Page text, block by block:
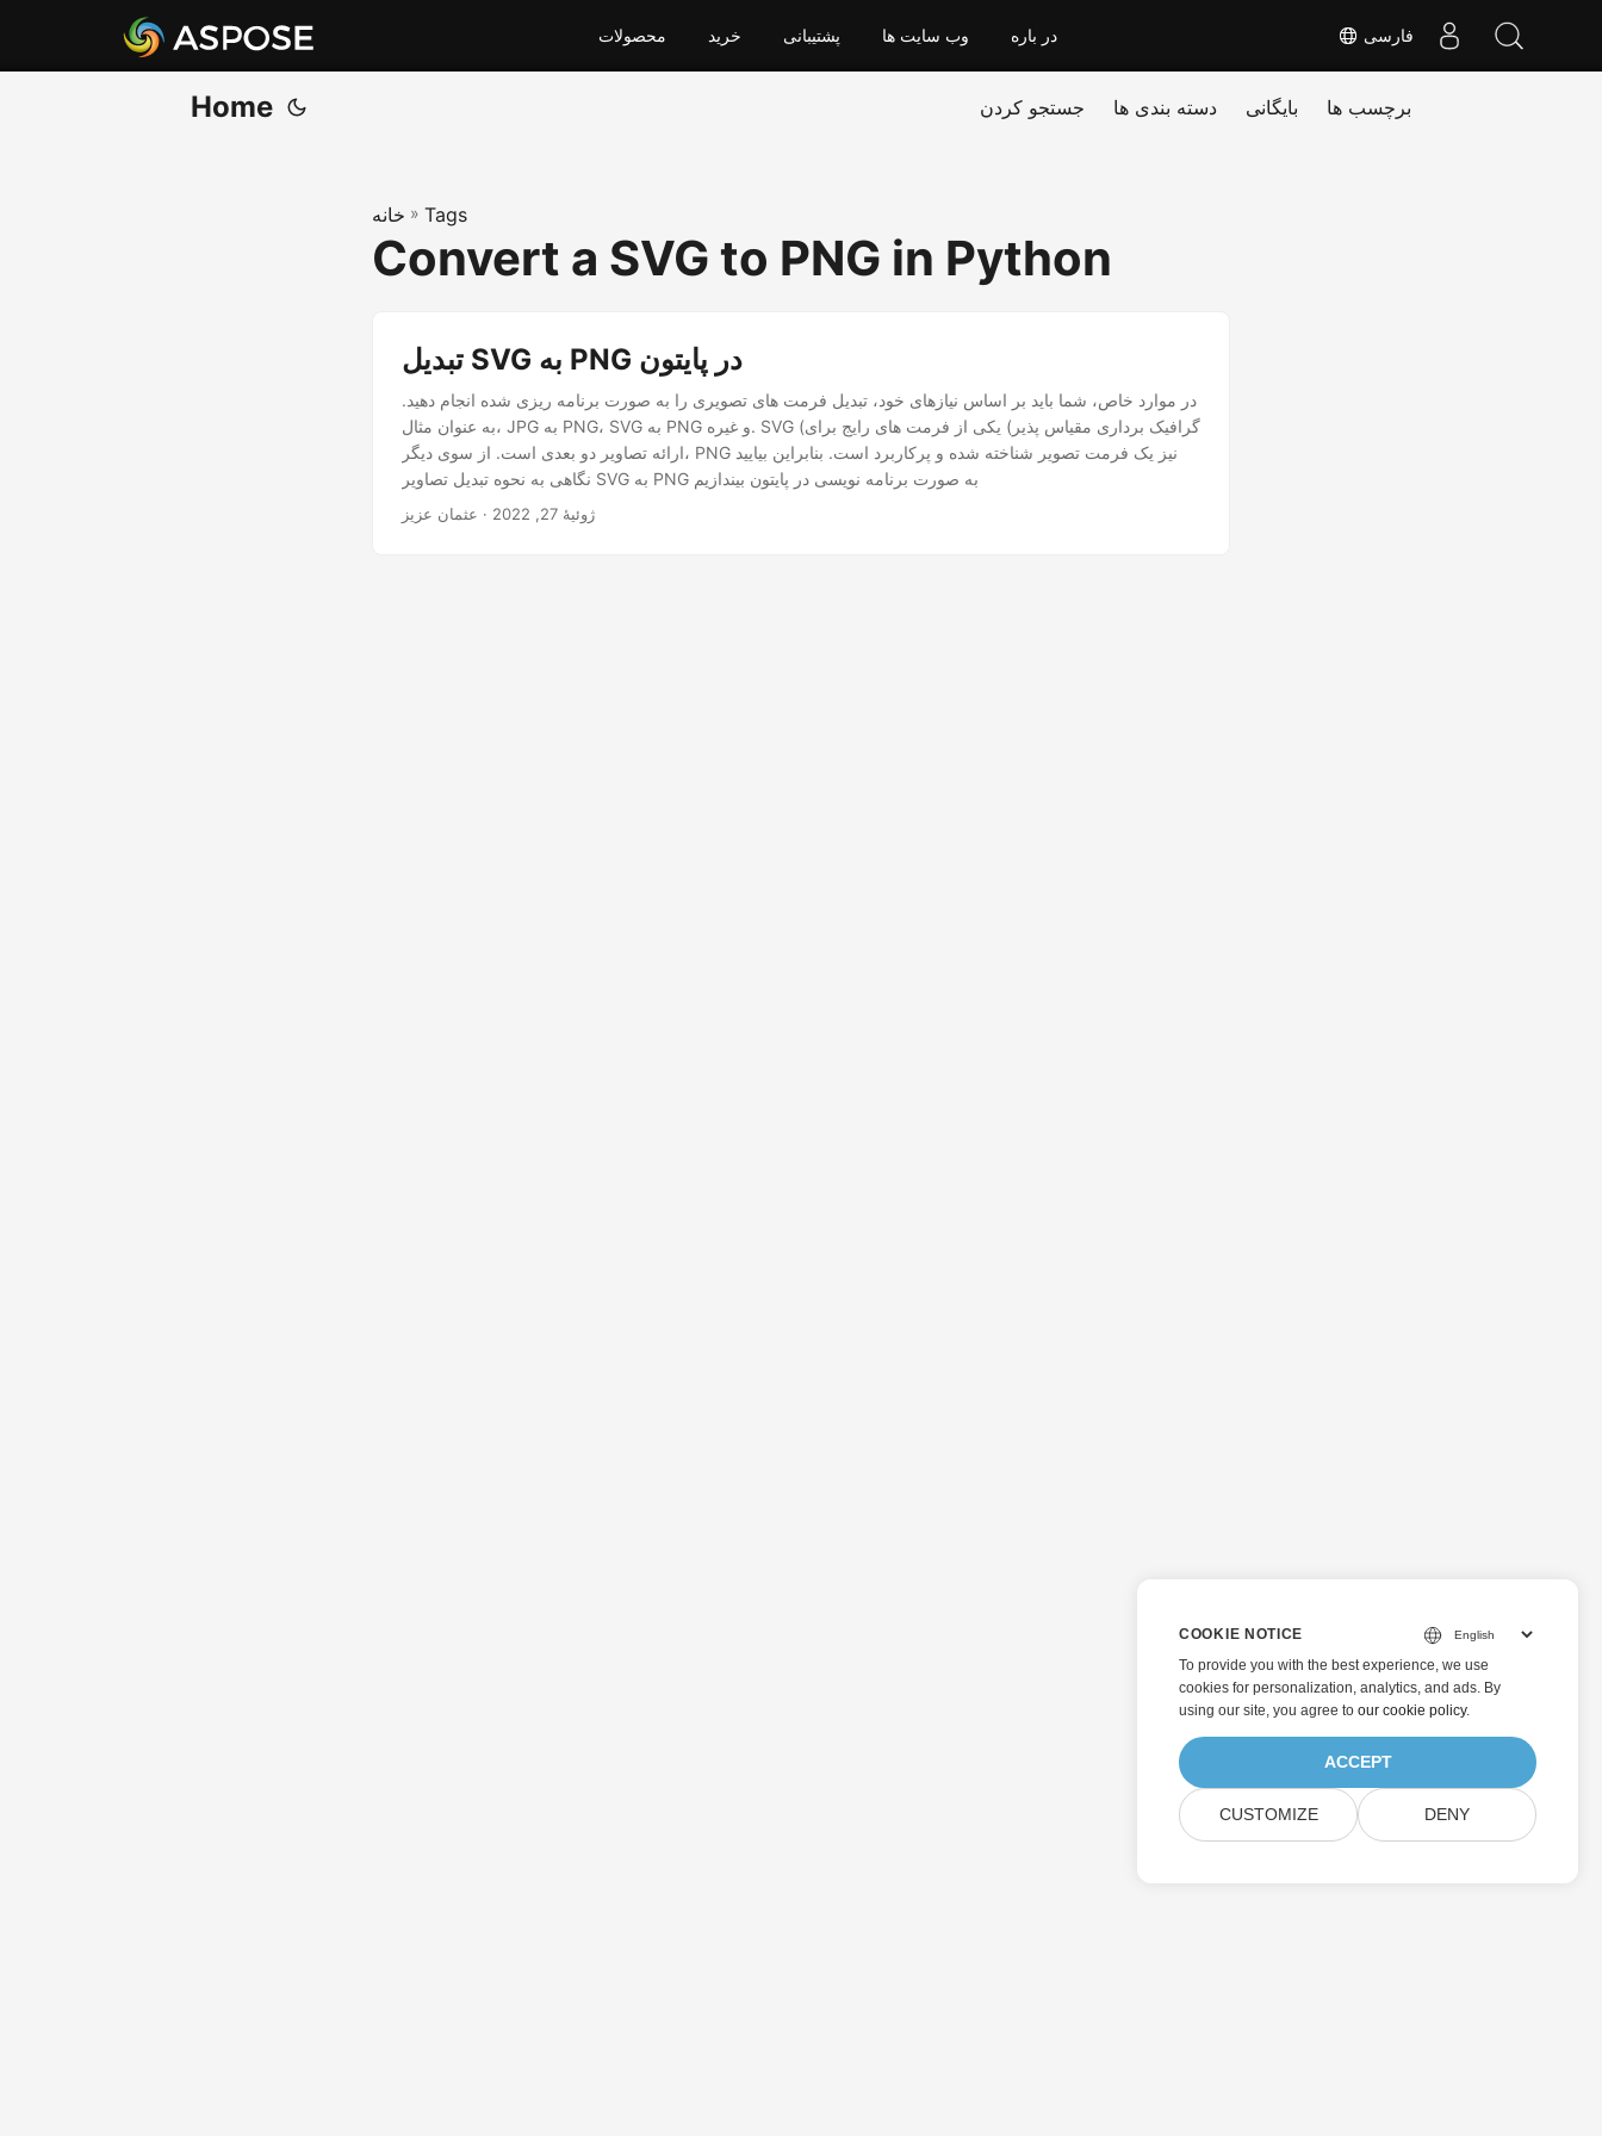
فارسی محصولات خرید پشتیبانی وب سایت ها در باره
Home جستجو کردن دسته بندی ها بایگانی برچسب ها
خانه » Tags
Convert a SVG to PNG in Python
تبدیل SVG به PNG در پایتون
در موارد خاص، شما باید بر اساس نیازهای خود، تبدیل فرمت های تصویری را به صورت برنامه ریزی شده انجام دهید.
به عنوان مثال، JPG به PNG، SVG به PNG و غیره. SVG (گرافیک برداری مقیاس پذیر) یکی از فرمت های رایج برای
ارائه تصاویر دو بعدی است. از سوی دیگر، PNG نیز یک فرمت تصویر شناخته شده و پرکاربرد است. بنابراین بیایید
نگاهی به نحوه تبدیل تصاویر SVG به PNG به صورت برنامه نویسی در پایتون بیندازیم
ژوئیهٔ 27, 2022 · عثمان عزیز
COOKIE NOTICE
To provide you with the best experience, we use
cookies for personalization, analytics, and ads. By
using our site, you agree to our cookie policy.
ACCEPT
CUSTOMIZE DENY